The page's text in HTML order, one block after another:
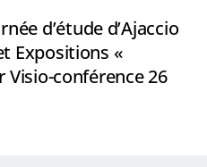
d’étude d’Ajaccio
Expositions «
Visio-conférence 26